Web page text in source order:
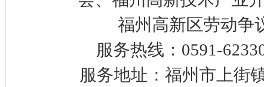
福州高新区劳动争
服务热线：0591-
服务地址：福州市上街